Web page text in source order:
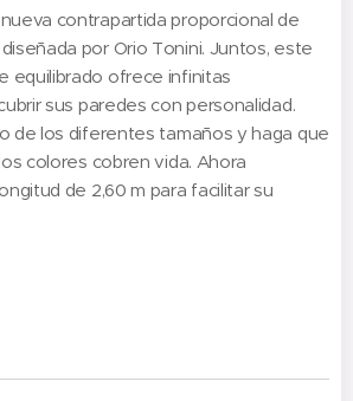
nueva contrapartida proporcional de
diseñada por Orio Tonini. Juntos, este
equilibrado ofrece infinitas
sus paredes con personalidad.
de los diferentes tamaños y haga que
colores cobren vida. Ahora
de 2,60 m para facilitar su